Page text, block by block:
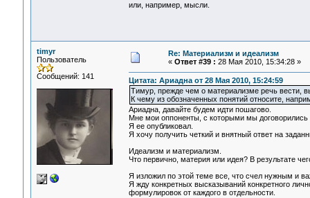
или, например, мысли.
timyr
Пользователь
Сообщений: 141
Re: Материализм и идеализм
« Ответ #39 : 28 Мая 2010, 15:34:28 »
Цитата: Ариадна от 28 Мая 2010, 15:24:59
Тимур, прежде чем о материализме речь вести,
К чему из обозначенных понятий относите,
Ариадна, давайте будем идти пошагово.
Мне мои оппоненты, с которыми мы договорились
Я ее опубликовал.
Я хочу получить четкий и внятный ответ на
Идеализм и материализм.
Что первично, материя или идея? В результате
Я изложил по этой теме все, что счел нужным и
Я жду конкретных высказываний конкретного
формулировок от каждого в отдельности.